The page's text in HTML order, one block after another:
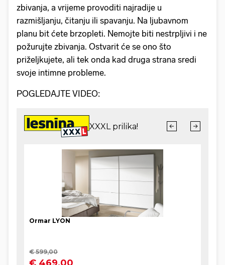
zbivanja, a vrijeme provoditi najradije u
razmišljanju, čitanju ili spavanju. Na ljubavnom
planu bit ćete brzopleti. Nemojte biti nestrpljivi i ne
požurujte zbivanja. Ostvarit će se ono što
priželjkujete, ali tek onda kad druga strana sredi
svoje intimne probleme.
POGLEDAJTE VIDEO: